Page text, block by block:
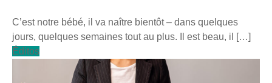
C’est notre bébé, il va naître bientôt – dans quelques
jours, quelques semaines tout au plus. Il est beau, il […]
Éditos